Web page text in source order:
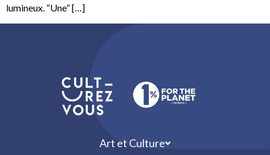
lumineux. “Une” […]
Art et Culture